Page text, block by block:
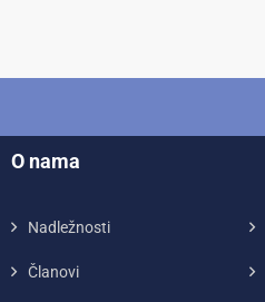
O nama
Nadležnosti
Članovi